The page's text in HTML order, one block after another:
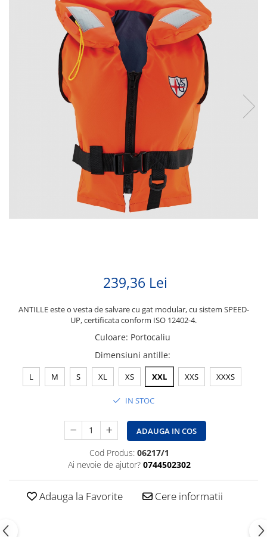
239,36 Lei
ANTILLE este o vesta de salvare cu gat modular, cu sistem SPEED-
UP, certificata conform ISO 12402-4.
Culoare: Portocaliu
Dimensiuni antille:
L M S XL XS XXL XXS XXXS
IN STOC
ADAUGA IN COS
Cod Produs: 06217/1
Ai nevoie de ajutor? 0744502302
Adauga la Favorite Cere informatii